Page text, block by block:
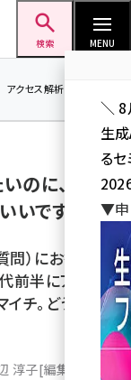
検索 MENU
アクセス解析／データ分析
のに、SNS
ですか？
）にお答えし
前半にアプ
チ。どうすれ
淳子[編集]
＼ 8
生
る
▼申